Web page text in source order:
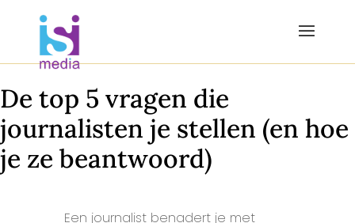
De top 5 vragen die
journalisten je stellen (en hoe
je ze beantwoord)
Een journalist benadert je met